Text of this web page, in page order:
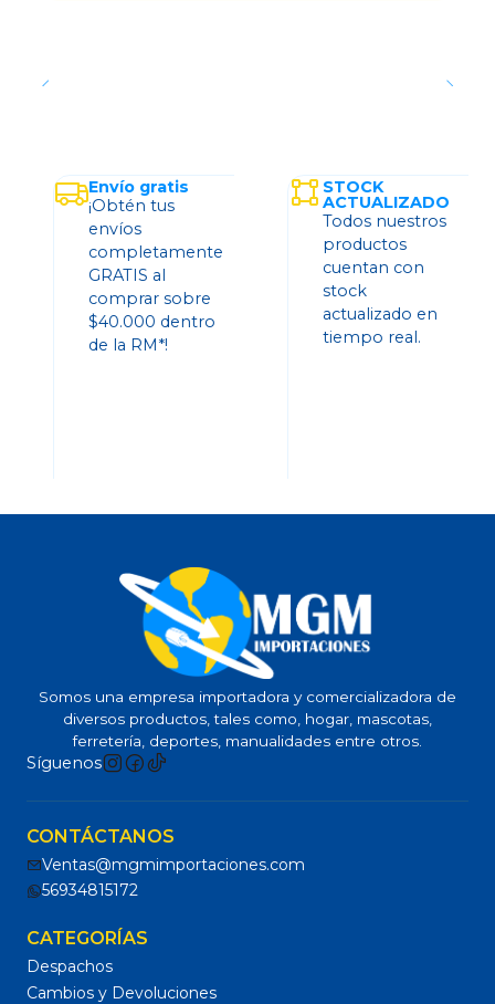
Envío gratis
¡Obtén tus
envíos
completamente
GRATIS al
comprar sobre
$40.000 dentro
de la RM*!
STOCK
ACTUALIZADO
Todos nuestros
productos
cuentan con
stock
actualizado en
tiempo real.
Somos una empresa importadora y comercializadora de
diversos productos, tales como, hogar, mascotas,
ferretería, deportes, manualidades entre otros.
Síguenos
CONTÁCTANOS
Ventas@mgmimportaciones.com
56934815172
CATEGORÍAS
Despachos
Cambios y Devoluciones